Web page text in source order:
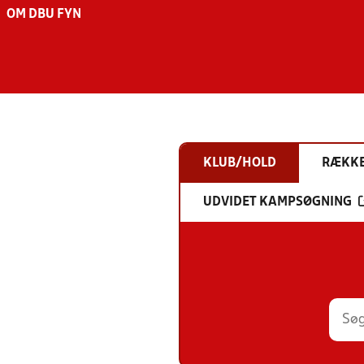
OM DBU FYN
KLUB/HOLD
UDVIDET KAMPSØGNING